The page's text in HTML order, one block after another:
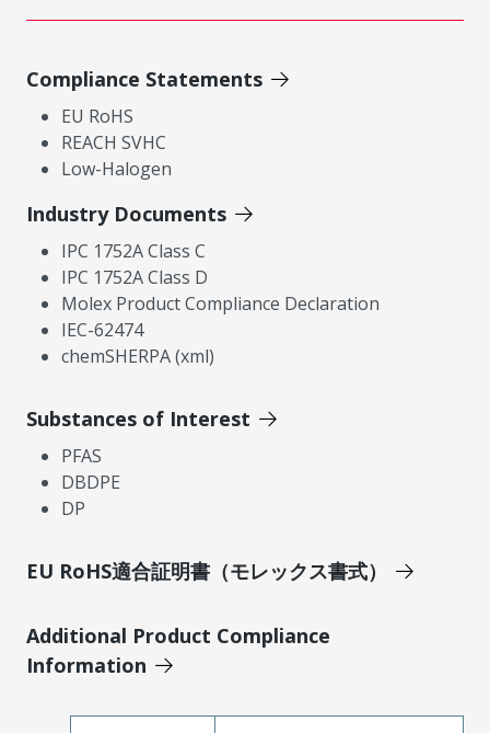
Compliance Statements
EU RoHS
REACH SVHC
Low-Halogen
Industry Documents
IPC 1752A Class C
IPC 1752A Class D
Molex Product Compliance Declaration
IEC-62474
chemSHERPA (xml)
Substances of Interest
PFAS
DBDPE
DP
EU RoHS適合証明書（モレックス書式）
Additional Product Compliance
Information